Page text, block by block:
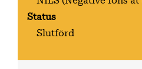
Status
Slutförd